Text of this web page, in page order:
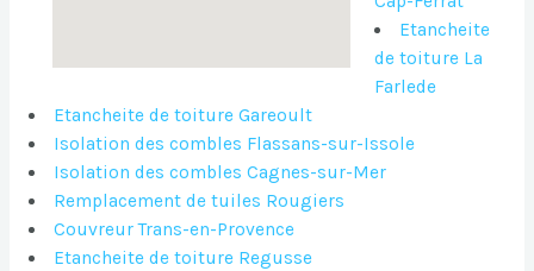
Etancheite
de toiture La
Farlede
Etancheite de toiture Gareoult
Isolation des combles Flassans-sur-Issole
Isolation des combles Cagnes-sur-Mer
Remplacement de tuiles Rougiers
Couvreur Trans-en-Provence
Etancheite de toiture Regusse